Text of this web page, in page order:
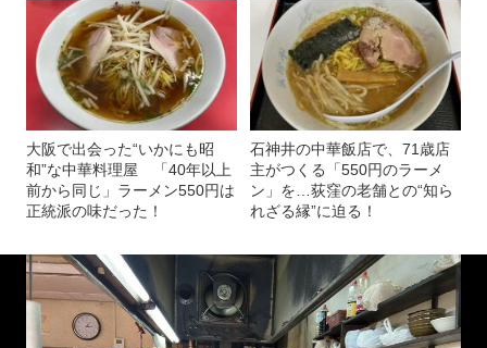
大阪で出会った“いかにも昭
和”な中華料理屋 「40年以上
前から同じ」ラーメン550円は
正統派の味だった！
石神井の中華飯店で、71歳店
主がつくる「550円のラーメ
ン」を…荻窪の老舗との“知ら
れざる縁”に迫る！